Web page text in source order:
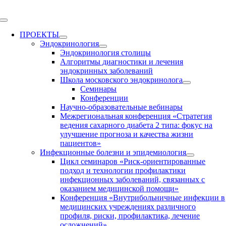
to
Toggle
NavigationПРОЕКТЫ
Эндокринология
Эндокринология столицы
Алгоритмы диагностики и лечения
эндокринных заболеваний
Школа московского эндокринолога
Семинары
Конференции
Научно-образовательные вебинары
Межрегиональная конференция «Стратегия
ведения сахарного диабета 2 типа: фокус на
улучшение прогноза и качества жизни
пациентов»
Инфекционные болезни и эпидемиология
Цикл семинаров «Риск-ориентированные
подход и технологии профилактики
инфекционных заболеваний, связанных с
оказанием медицинской помощи»
Конференция «Внутрибольничные инфекции в
медицинских учреждениях различного
профиля, риски, профилактика, лечение